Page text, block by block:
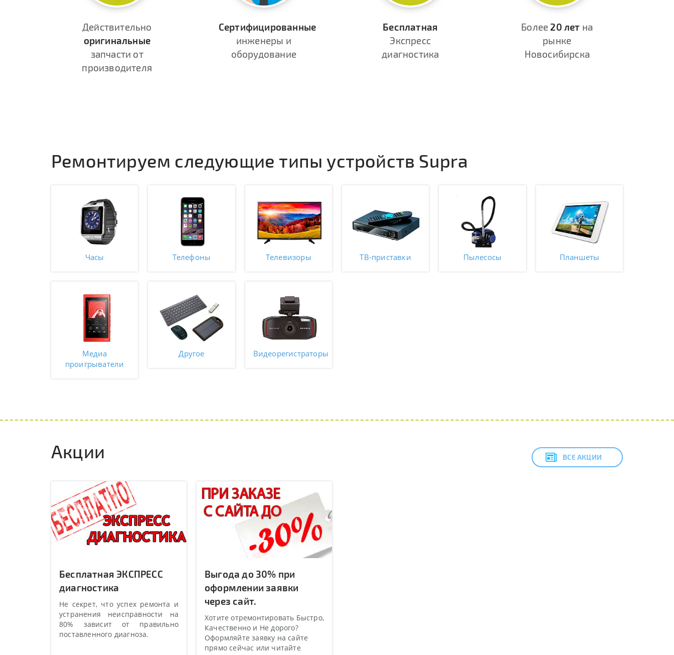
Действительно
оригинальные
запчасти от
производителя
Сертифицированные
инженеры и
оборудование
Бесплатная
Экспресс
диагностика
Более 20 лет на
рынке
Новосибирска
Ремонтируем следующие типы устройств Supra
Часы Телефоны Телевизоры ТВ-приставки Пылесосы Планшеты
Медиа
проигрыватели
Другое Видеорегистраторы
Акции ВСЕ АКЦИИ
Бесплатная ЭКСПРЕСС
диагностика
Не секрет, что успех ремонта и
устранения неисправности на
80% зависит от правильно
поставленного диагноза.
Выгода до 30% при
оформлении заявки
через сайт.
Хотите отремонтировать Быстро,
Качественно и Не дорого?
Оформляйте заявку на сайте
прямо сейчас или читайте